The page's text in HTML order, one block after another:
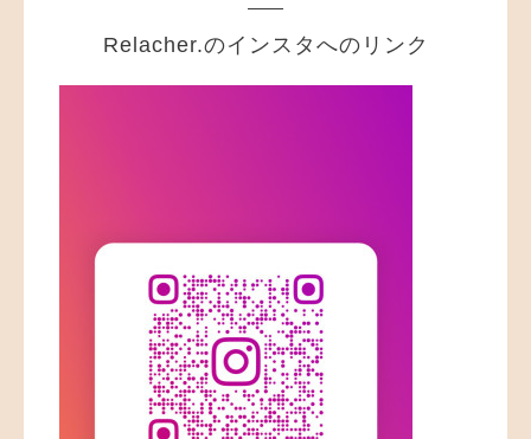
Relacher.のインスタへのリンク